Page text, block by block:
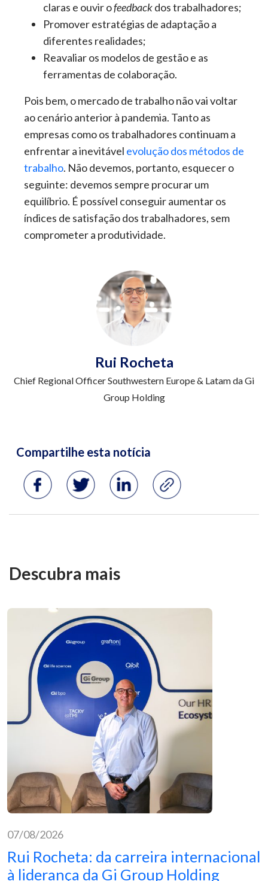
claras e ouvir ofeedbackdos trabalhadores;
Promover estratégias de adaptação a
diferentes realidades;
Reavaliar os modelos de gestão e as
ferramentas de colaboração.
Pois bem, o mercado de trabalho não vai voltar
ao cenário anterior à pandemia. Tanto as
empresas como os trabalhadores continuam a
enfrentar a inevitável evolução dos métodos de
trabalho. Não devemos, portanto, esquecer o
seguinte: devemos sempre procurar um
equilíbrio. É possível conseguir aumentar os
índices de satisfação dos trabalhadores, sem
comprometer a produtividade.
Rui Rocheta
Chief Regional Officer Southwestern Europe & Latam da Gi
Group Holding
Descubra mais
07/08/2026
Rui Rocheta: da carreira internacional
à liderança da Gi Group Holding